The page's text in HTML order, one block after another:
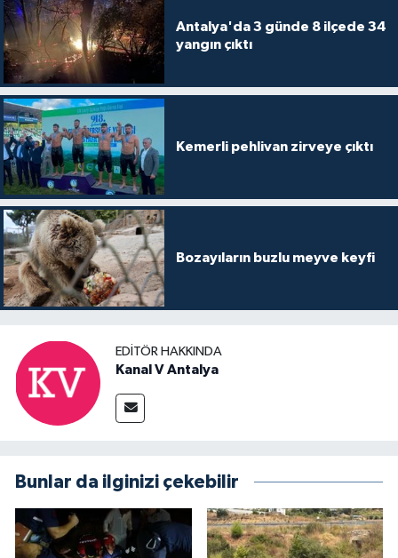
Antalya'da 3 günde 8 ilçede 34
yangın çıktı
Kemerli pehlivan zirveye çıktı
Bozayıların buzlu meyve keyfi
EDITÖR HAKKINDA
Kanal V Antalya
Bunlar da ilginizi çekebilir